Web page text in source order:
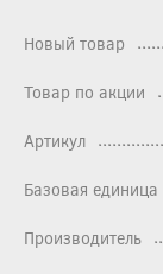
Новый товар
Товар по акции
Артикул
Базовая единица
Производитель